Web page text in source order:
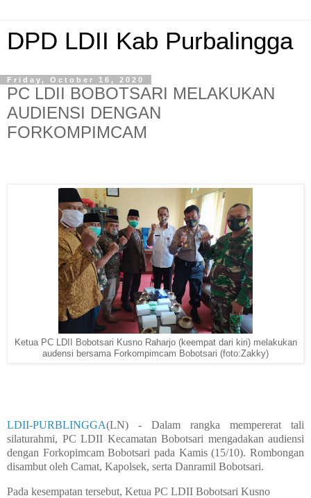
DPD LDII Kab Purbalingga
Friday, October 16, 2020
PC LDII BOBOTSARI MELAKUKAN
AUDIENSI DENGAN
FORKOMPIMCAM
Ketua PC LDII Bobotsari Kusno Raharjo (keempat dari kiri) melakukan
audensi bersama Forkompimcam Bobotsari (foto:Zakky)
LDII-PURBLINGGA(LN) - Dalam rangka mempererat tali
silaturahmi, PC LDII Kecamatan Bobotsari mengadakan audiensi
dengan Forkopimcam Bobotsari pada Kamis (15/10). Rombongan
disambut oleh Camat, Kapolsek, serta Danramil Bobotsari.
Pada kesempatan tersebut, Ketua PC LDII Bobotsari Kusno